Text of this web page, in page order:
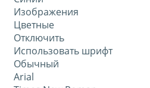
Изображения
Цветные
Отключить
Использовать шрифт
Обычный
Arial